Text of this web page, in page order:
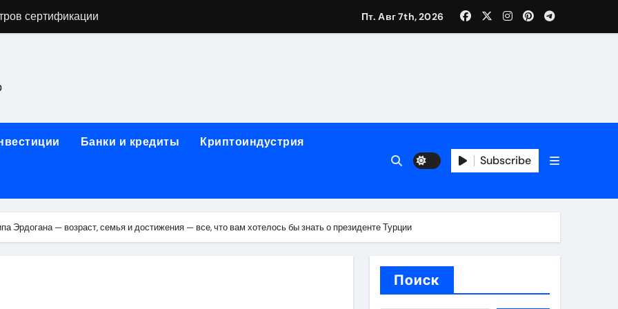
бра в виде факела с эффектом старины
работы на объектах культурного наследия
для международных расчетов
от проектной документации до противопожарных мероприятий и обустройства мест отдыха
Пт. Авг 7th, 2026
Банки и кредиты Криптоиндустрия
Subscribe
Эрдогана — возраст, семья и достижения — все, что вам хотелось бы знать о президенте Турции
Поиск